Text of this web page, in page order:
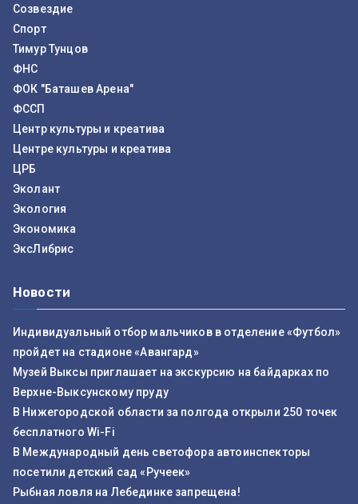
Созвездие
Спорт
Тимур Тунцов
ФНС
ФОК "Баташев Арена"
ФССП
Центр культуры и креатива
Центре культуры и креатива
ЦРБ
Эколант
Экология
Экономика
ЭксЛибрис
Новости
Индивидуальный отбор мальчиков в отделение «Футбол»
пройдет на стадионе «Авангард»
Музей Выксы приглашает на экскурсию на байдарках по
Верхне-Выксунскому пруду
В Нижегородской области за полгода открыли 250 точек
бесплатного Wi-Fi
В Международный день светофора автоинспекторы
посетили детский сад «Ручеек»
Рыбная ловля на Лебединке запрещена!